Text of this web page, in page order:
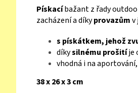
Pískacíbažant z řady
zacházení a díkyprovazůmv
s pískátkem, jehož
díkysilnému prošitíje
vhodná i na
38 x 26 x 3 cm